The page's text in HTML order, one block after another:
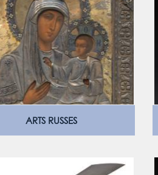
ARTS RUSSES